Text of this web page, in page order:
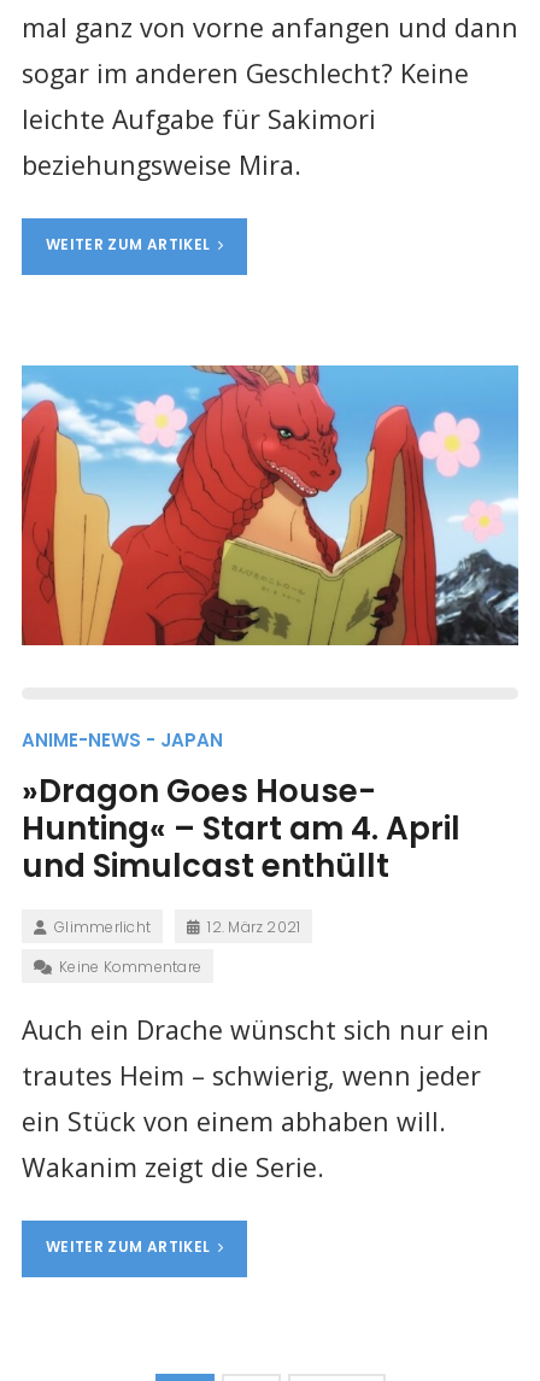
mal ganz von vorne anfangen und dann
sogar im anderen Geschlecht? Keine
leichte Aufgabe für Sakimori
beziehungsweise Mira.
WEITER ZUM ARTIKEL
ANIME-NEWS - JAPAN
»Dragon Goes House-
Hunting« – Start am 4. April
und Simulcast enthüllt
Glimmerlicht
12. März 2021
Keine Kommentare
Auch ein Drache wünscht sich nur ein
trautes Heim – schwierig, wenn jeder
ein Stück von einem abhaben will.
Wakanim zeigt die Serie.
WEITER ZUM ARTIKEL